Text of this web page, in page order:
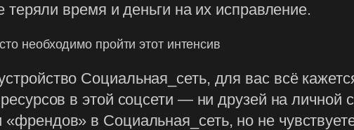
время и деньги на их исправление.
необходимо пройти этот интенсив
Социальная_сеть, для вас всё
в этой соцсети — ни друзей на
в Социальная_сеть, но не